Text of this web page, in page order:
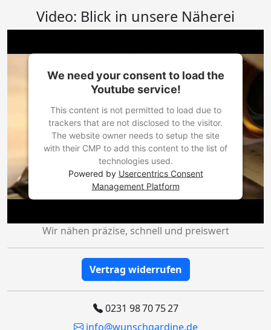
Video: Blick in unsere Näherei
We need your consent to load the
Youtube service!
This content is not permitted to load due to
trackers that are not disclosed to the visitor.
The website owner needs to setup the site
with their CMP to add this content to the list of
technologies used.
Powered by Usercentrics Consent
Management Platform
Wir nähen präzise, schnell und preiswert
Vertrag widerrufen
0231 98 70 75 27
info@wunschgardine.de